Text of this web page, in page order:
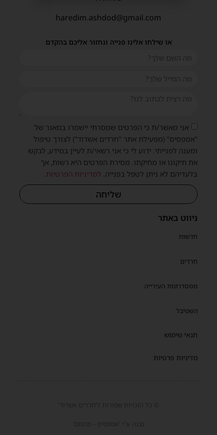
ניווט באתר
חדשות
חרדים
ממסדרונות העירייה
השטיבל
תנאי שימוש
מדיניות פרטיות
haredim.ashdod@gmail.com
או שילחו אלינו פנייה ונחזור אליכם בהקדם
אני מאשר/ת כי הפרטים שמסרתי יישמרו במאגר של
"אמפסיס" (מפעילת אתר "חרדים אשדוד") לצורך טיפול
ומענה לפנייתי. ידוע לי כי אני רשאי/ת לעיין במידע, לבקש
את תיקונו או מחיקתו. מסירת הפרטים היא רשות, אך
בלעדיהם לא ניתן לטפל בפנייה. למדיניות הפרטיות
שליחה
© כל הזכויות שמורות ל'חרדים אשדוד'
נבנה ע"י 'אמפסיס - פרסום'